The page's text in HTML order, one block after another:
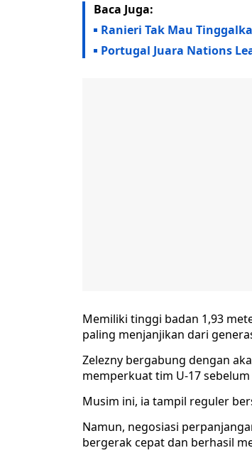
Baca Juga:
Ranieri Tak Mau
Portugal Juara Nations
Memiliki tinggi badan 1,93
paling menjanjikan dari
Zelezny bergabung dengan
memperkuat tim U-17
Musim ini, ia tampil reguler
Namun, negosiasi
bergerak cepat dan berhasil